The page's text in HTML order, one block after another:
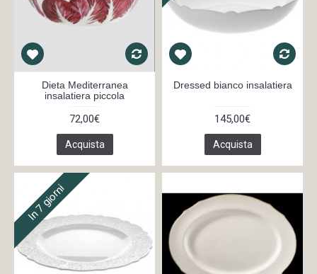
Dieta Mediterranea
insalatiera piccola
72,00€
Acquista
Dressed bianco insalatiera
145,00€
Acquista
In 7 giorni